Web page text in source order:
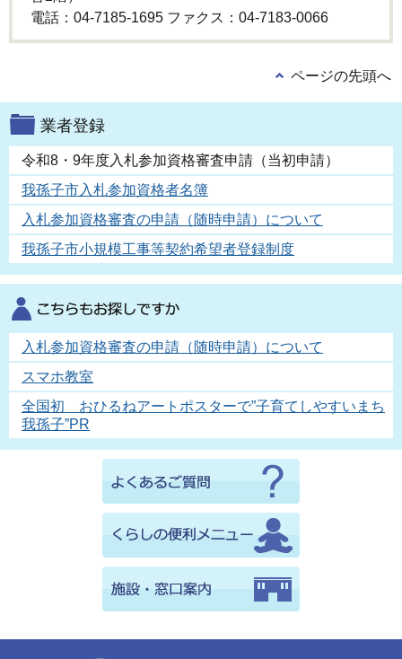
電話：04-7185-1695 ファクス：04-7183-0066
ページの先頭へ
業者登録
令和8・9年度入札参加資格審査申請（当初申請）
我孫子市入札参加資格者名簿
入札参加資格審査の申請（随時申請）について
我孫子市小規模工事等契約希望者登録制度
入札参加資格審査の申請（随時申請）について
スマホ教室
全国初 おひるねアートポスターで”子育てしやすいまち
我孫子”PR